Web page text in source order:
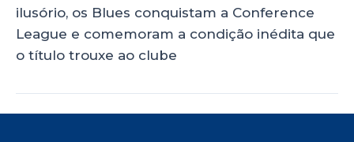
ilusório, os Blues conquistam a Conference
League e comemoram a condição inédita que
o título trouxe ao clube